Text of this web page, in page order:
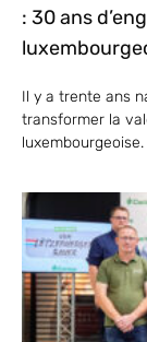
: 30 ans
Il y a trente ans
transformer la